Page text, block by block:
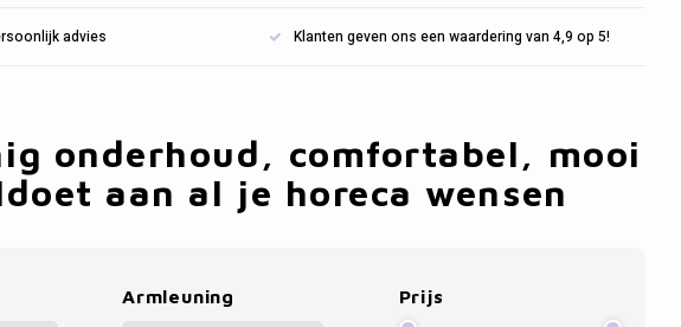
advies Klanten geven ons een waardering van 4,9 op 5!
onderhoud, comfortabel, mooi
aan al je horeca wensen
Armleuning Prijs